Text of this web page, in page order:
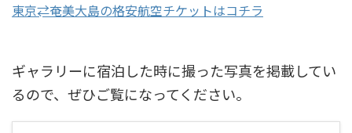
東京⇄奄美大島の格安航空チケットはコチラ
ギャラリーに宿泊した時に撮った写真を掲載してい
るので、ぜひご覧になってください。